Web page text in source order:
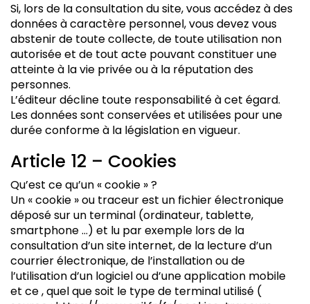
Si, lors de la consultation du site, vous accédez à des
données à caractère personnel, vous devez vous
abstenir de toute collecte, de toute utilisation non
autorisée et de tout acte pouvant constituer une
atteinte à la vie privée ou à la réputation des
personnes.
L’éditeur décline toute responsabilité à cet égard.
Les données sont conservées et utilisées pour une
durée conforme à la législation en vigueur.
Article 12 – Cookies
Qu’est ce qu’un « cookie » ?
Un « cookie » ou traceur est un fichier électronique
déposé sur un terminal (ordinateur, tablette,
smartphone …) et lu par exemple lors de la
consultation d’un site internet, de la lecture d’un
courrier électronique, de l’installation ou de
l’utilisation d’un logiciel ou d’une application mobile
et ce , quel que soit le type de terminal utilisé (